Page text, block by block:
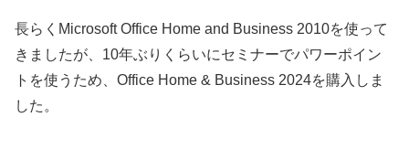
長らくMicrosoft Office Home and Business 2010を使って
きましたが、10年ぶりくらいにセミナーでパワーポイン
トを使うため、Office Home & Business 2024を購入しま
した。